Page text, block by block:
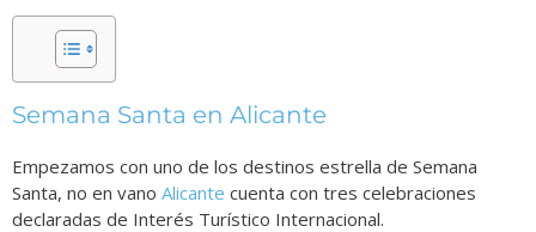
Semana Santa en Alicante
Empezamos con uno de los destinos estrella de Semana
Santa, no en vano Alicante cuenta con tres celebraciones
declaradas de Interés Turístico Internacional.